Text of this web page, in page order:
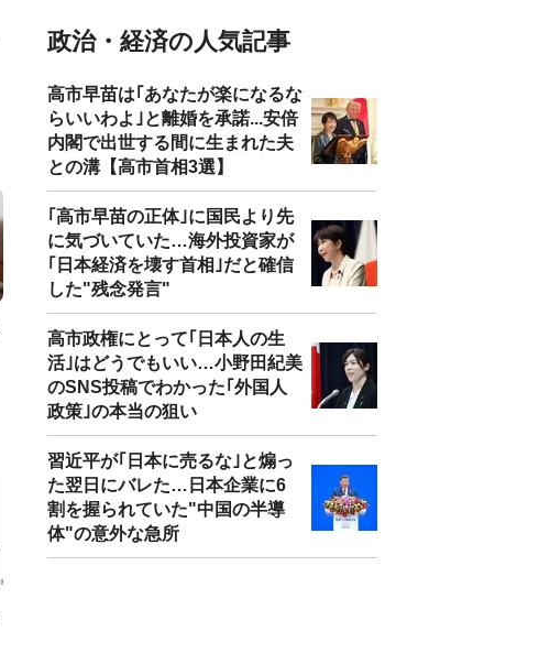
政治・経済の人気記事
高市早苗は｢あなたが楽になるな
らいいわよ｣と離婚を承諾...安倍
内閣で出世する間に生まれた夫
との溝【高市首相3選】
｢高市早苗の正体｣に国民より先
に気づいていた…海外投資家が
｢日本経済を壊す首相｣だと確信
した"残念発言"
高市政権にとって｢日本人の生
活｣はどうでもいい…小野田紀美
のSNS投稿でわかった｢外国人
政策｣の本当の狙い
習近平が｢日本に売るな｣と煽っ
た翌日にバレた…日本企業に6
割を握られていた"中国の半導
体"の意外な急所